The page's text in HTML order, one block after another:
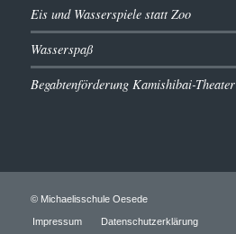
Eis und Wasserspiele statt Zoo
Wasserspaß
Begabtenförderung Kamishibai-Theater
© Michaelisschule Oesede
Impressum Datenschutzerklärung